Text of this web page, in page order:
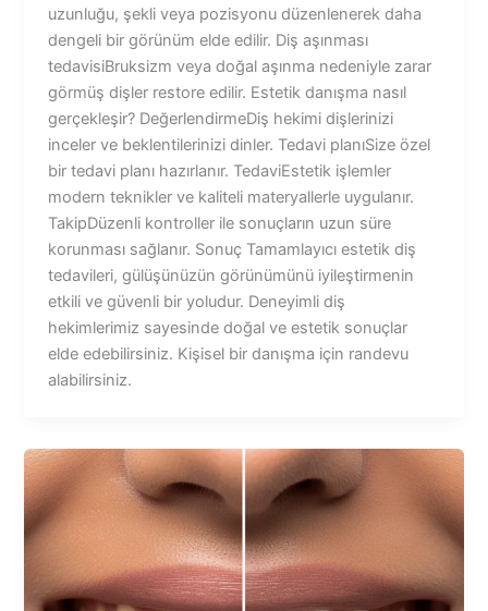
uzunluğu, şekli veya pozisyonu düzenlenerek daha
dengeli bir görünüm elde edilir. Diş aşınması
tedavisiBruksizm veya doğal aşınma nedeniyle zarar
görmüş dişler restore edilir. Estetik danışma nasıl
gerçekleşir? DeğerlendirmeDiş hekimi dişlerinizi
inceler ve beklentilerinizi dinler. Tedavi planıSize özel
bir tedavi planı hazırlanır. TedaviEstetik işlemler
modern teknikler ve kaliteli materyallerle uygulanır.
TakipDüzenli kontroller ile sonuçların uzun süre
korunması sağlanır. Sonuç Tamamlayıcı estetik diş
tedavileri, gülüşünüzün görünümünü iyileştirmenin
etkili ve güvenli bir yoludur. Deneyimli diş
hekimlerimiz sayesinde doğal ve estetik sonuçlar
elde edebilirsiniz. Kişisel bir danışma için randevu
alabilirsiniz.